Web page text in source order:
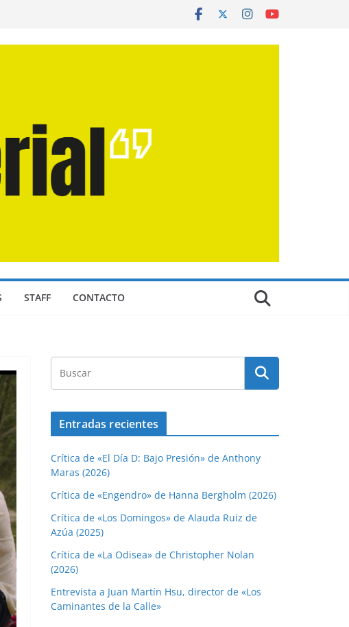
STAFF CONTACTO
Entradas recientes
Crítica de «El Día D: Bajo Presión» de Anthony
Maras (2026)
Crítica de «Engendro» de Hanna Bergholm (2026)
Crítica de «Los Domingos» de Alauda Ruiz de
Azúa (2025)
Crítica de «La Odisea» de Christopher Nolan
(2026)
Entrevista a Juan Martín Hsu, director de «Los
Caminantes de la Calle»